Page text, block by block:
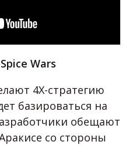
Wars
4Х-стратегию
базироваться на
обещают
со стороны